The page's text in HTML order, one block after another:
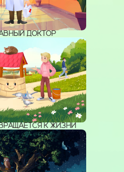
ДОКТОР
К ЖИЗНИ